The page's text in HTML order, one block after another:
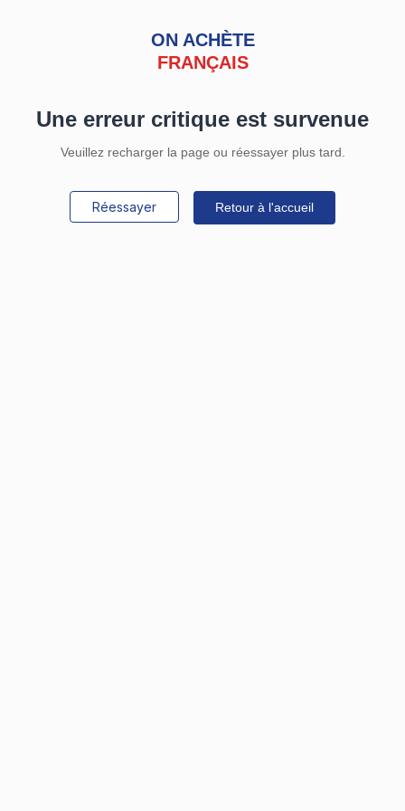
ON ACHÈTE
FRANÇAIS
Une erreur critique est survenue
Veuillez recharger la page ou réessayer plus tard.
Réessayer Retour à l'accueil